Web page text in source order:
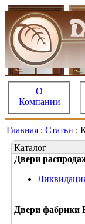
О
Компании
Главная : Статьи :
Каталог
Двери
Двери фабрики